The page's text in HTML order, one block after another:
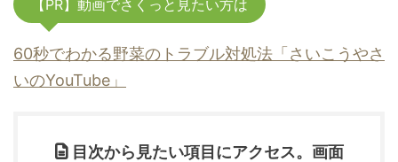
【PR】動画でさくっと見たい方は
60秒でわかる野菜のトラブル対処法「さいこうやさ
いのYouTube」
目次から見たい項目にアクセス。画面